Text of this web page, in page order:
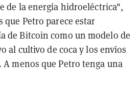
de la energía hidroeléctrica",
Petro parece estar
de Bitcoin como un modelo de
al cultivo de coca y los envíos
A menos que Petro tenga una